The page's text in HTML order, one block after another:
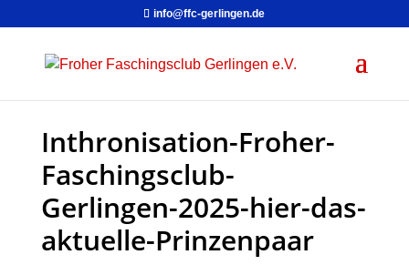
info@ffc-gerlingen.de
Inthronisation-Froher-
Faschingsclub-
Gerlingen-2025-hier-das-
aktuelle-Prinzenpaar